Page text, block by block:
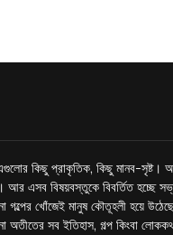
কিছু প্রাকৃতিক, কিছু মানব-সৃষ্ট।
আর এসব বিষয়বস্তুকে বিবর্তিত হচ্ছে
গল্পের খোঁজেই মানুষ কৌতূহলী হয়ে
অতীতের সব ইতিহাস, গল্প কিংবা